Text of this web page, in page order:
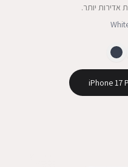
אדירות יותר.